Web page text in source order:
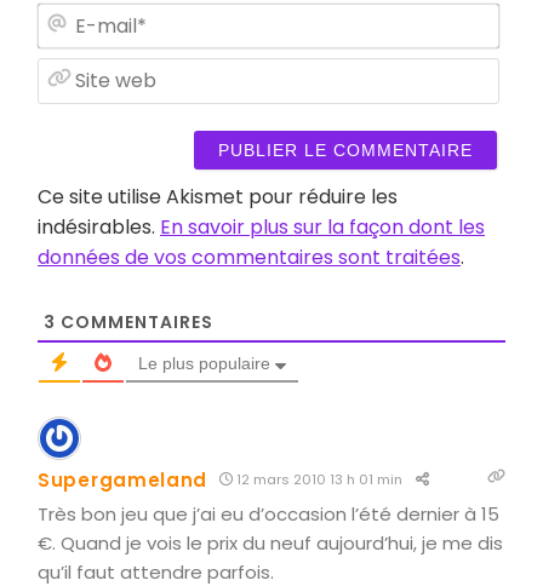
web
Ce site utilise Akismet pour réduire les
indésirables. En savoir plus sur la façon dont les
données de vos commentaires sont traitées.
3 COMMENTAIRES
Le plus populaire
Supergameland 12 mars 2010 13 h 01 min
Très bon jeu que j’ai eu d’occasion l’été dernier à 15
€. Quand je vois le prix du neuf aujourd’hui, je me dis
qu’il faut attendre parfois.